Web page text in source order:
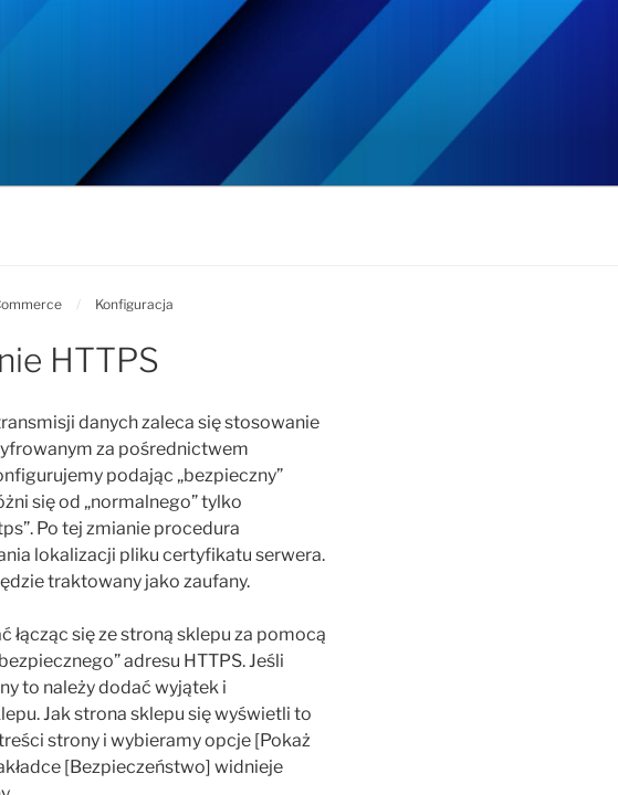
/ Konfiguracja
HTTPS
danych zaleca się stosowanie
za pośrednictwem
podając „bezpieczny”
się od „normalnego” tylko
Po tej zmianie procedura
lokalizacji pliku certyfikatu serwera.
traktowany jako zaufany.
się ze stroną sklepu za pomocą
adresu HTTPS. Jeśli
to należy dodać wyjątek i
Jak strona sklepu się wyświetli to
strony i wybieramy opcje [Pokaż
[Bezpieczeństwo] widnieje